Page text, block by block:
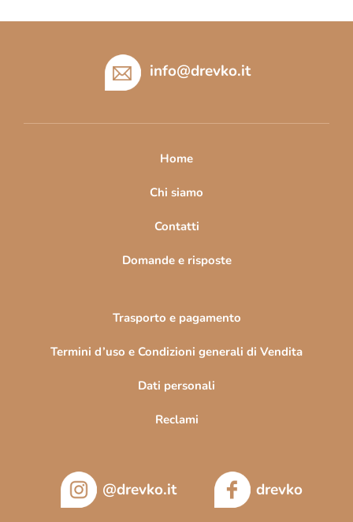
info@drevko.it
Home
Chi siamo
Contatti
Domande e risposte
Trasporto e pagamento
Termini d’uso e Condizioni generali di Vendita
Dati personali
Reclami
@drevko.it drevko